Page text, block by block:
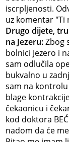
iscrpljenosti.
uz komentar "Ti
Drugo dijete,
na Jezeru:Zbog
bolnici Jezero i
sam odlučila
bukvalno u
sam na kontrolu
blage
čekaonicu i
kod doktora
nadom da će